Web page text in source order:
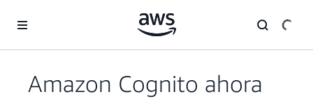
Amazon Cognito ahora